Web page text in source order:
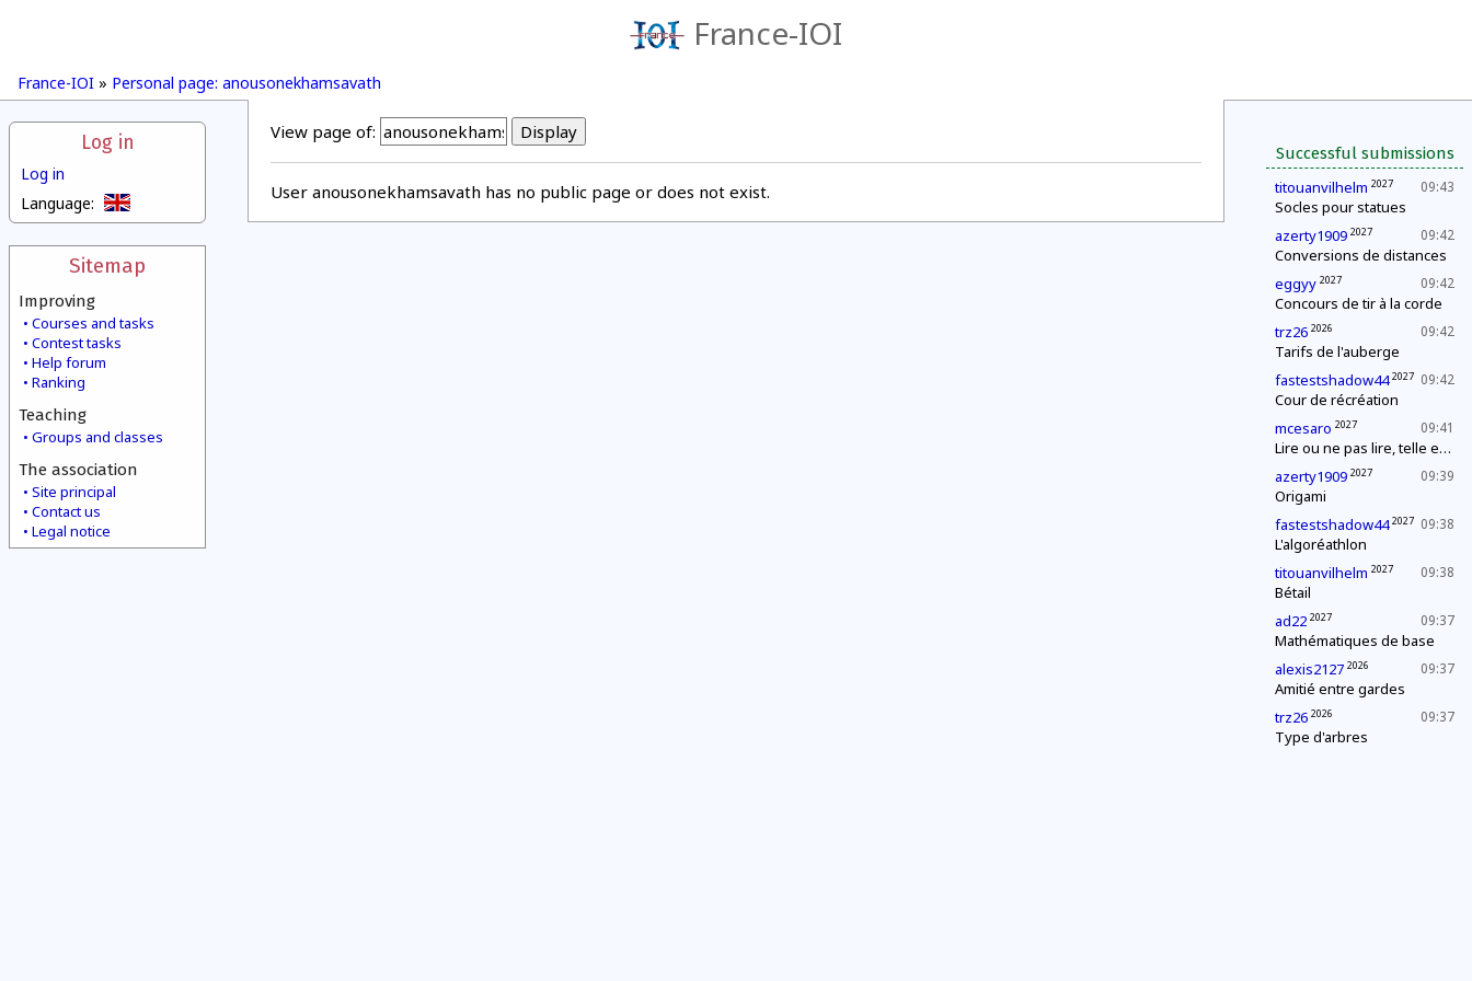
France-IOI
France-IOI » Personal page: anousonekhamsavath
Log in
Log in
Language:
Sitemap
Improving
Courses and tasks
Contest tasks
Help forum
Ranking
Teaching
Groups and classes
The association
Site principal
Contact us
Legal notice
Successful submissions
09:43
titouanvilhelm 2027
Socles pour statues
09:42
azerty1909 2027
Conversions de distances
09:42
eggyy 2027
Concours de tir à la corde
09:42
trz26 2026
Tarifs de l'auberge
09:42
fastestshadow44 2027
Cour de récréation
09:41
mcesaro 2027
Lire ou ne pas lire, telle est la question
09:39
azerty1909 2027
Origami
09:38
fastestshadow44 2027
L'algoréathlon
09:38
titouanvilhelm 2027
Bétail
09:37
ad22 2027
Mathématiques de base
09:37
alexis2127 2026
Amitié entre gardes
09:37
trz26 2026
Type d'arbres
View page of:
User anousonekhamsavath has no public page or does not exist.